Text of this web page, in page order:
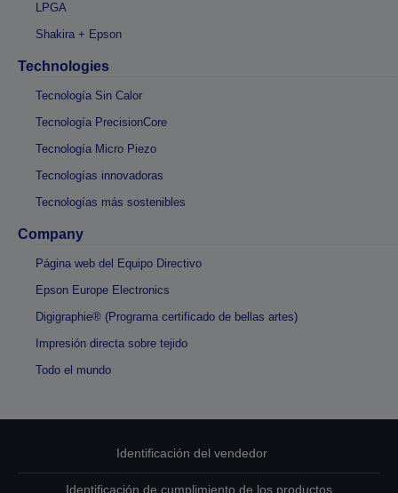
LPGA
Shakira + Epson
Technologies
Tecnología Sin Calor
Tecnología PrecisionCore
Tecnología Micro Piezo
Tecnologías innovadoras
Tecnologías más sostenibles
Company
Página web del Equipo Directivo
Epson Europe Electronics
Digigraphie® (Programa certificado de bellas artes)
Impresión directa sobre tejido
Todo el mundo
Identificación del vendedor
Identificación de cumplimiento de los productos